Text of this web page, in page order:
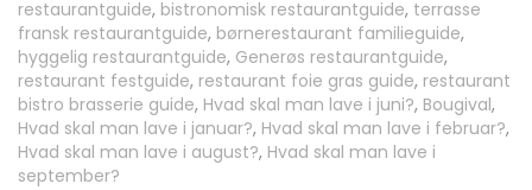
restaurantguide, bistronomisk restaurantguide, terrasse
fransk restaurantguide, børnerestaurant familieguide,
hyggelig restaurantguide, Generøs restaurantguide,
restaurant festguide, restaurant foie gras guide, restaurant
bistro brasserie guide, Hvad skal man lave i juni?, Bougival,
Hvad skal man lave i januar?, Hvad skal man lave i februar?,
Hvad skal man lave i august?, Hvad skal man lave i
september?